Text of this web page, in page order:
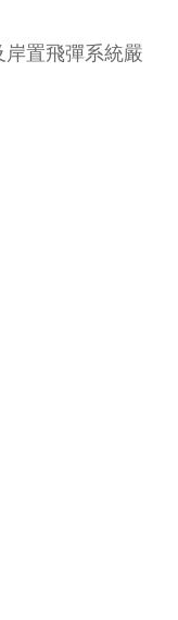
置飛彈系統嚴